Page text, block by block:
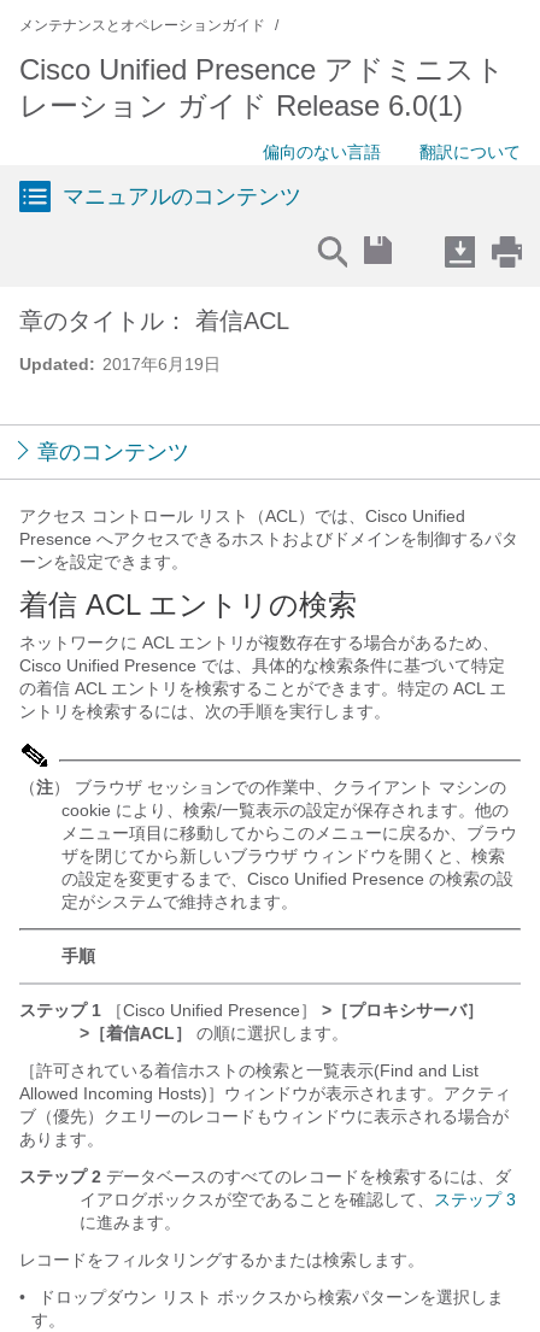
メンテナンスとオペレーションガイド
Cisco Unified Presence アドミニスト
レーション ガイド Release 6.0(1)
偏向のない言語 翻訳について
マニュアルのコンテンツ
Updated: 2017年6月19日
章のタイトル： 着信ACL
章のコンテンツ
アクセス コントロール リスト（ACL）では、Cisco Unified
Presence へアクセスできるホストおよびドメインを制御するパタ
ーンを設定できます。
着信 ACL エントリの検索
ネットワークに ACL エントリが複数存在する場合があるため、
Cisco Unified Presence では、具体的な検索条件に基づいて特定
の着信 ACL エントリを検索することができます。特定の ACL エ
ントリを検索するには、次の手順を実行します。
（注） ブラウザ セッションでの作業中、クライアント マシンの
cookie により、検索/一覧表示の設定が保存されます。他の
メニュー項目に移動してからこのメニューに戻るか、ブラウ
ザを閉じてから新しいブラウザ ウィンドウを開くと、検索
の設定を変更するまで、Cisco Unified Presence の検索の設
定がシステムで維持されます。
手順
ステップ 1 ［Cisco Unified Presence］
>［プロキシサーバ］
>［着信ACL］
の順に選択します。
［許可されている着信ホストの検索と一覧表示(Find and List
Allowed Incoming Hosts)］ウィンドウが表示されます。アクティ
ブ（優先）クエリーのレコードもウィンドウに表示される場合が
あります。
ステップ 2 データベースのすべてのレコードを検索するには、ダ
イアログボックスが空であることを確認して、
ステップ 3
に進みます。
レコードをフィルタリングするかまたは検索します。
•
ドロップダウン リスト ボックスから検索パターンを選択しま
す。